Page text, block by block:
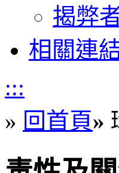
揭弊
相關連
:::
» 回首頁»